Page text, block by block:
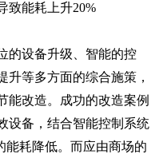
致能耗上升20%
的设备升级、智能的控
升等多方面的综合施策，
能改造。成功的改造案例
设备，结合智能控制系统
能耗降低。而应由商场的